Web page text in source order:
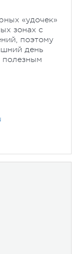
«удочек»
зонах с
поэтому
день
полезным